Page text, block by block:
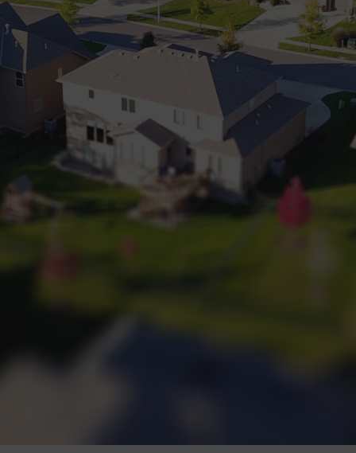
+32 (0) 2 660 50 50
Bruxelles Sud
Sambreville